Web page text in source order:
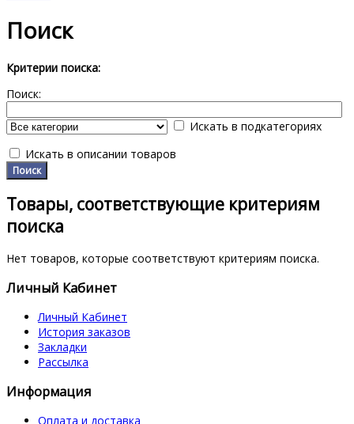
Поиск
Критерии поиска:
Поиск:
Искать в подкатегориях
Искать в описании товаров
Товары, соответствующие критериям
поиска
Нет товаров, которые соответствуют критериям поиска.
Личный Кабинет
Личный Кабинет
История заказов
Закладки
Рассылка
Информация
Оплата и доставка